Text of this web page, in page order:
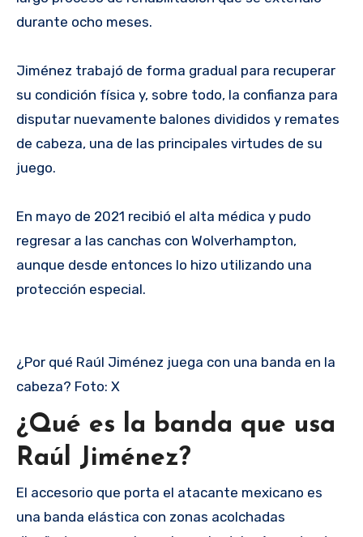
durante ocho meses.
Jiménez trabajó de forma gradual para recuperar
su condición física y, sobre todo, la confianza para
disputar nuevamente balones divididos y remates
de cabeza, una de las principales virtudes de su
juego.
En mayo de 2021 recibió el alta médica y pudo
regresar a las canchas con Wolverhampton,
aunque desde entonces lo hizo utilizando una
protección especial.
¿Por qué Raúl Jiménez juega con una banda en la
cabeza? Foto: X
¿Qué es la banda que usa
Raúl Jiménez?
El accesorio que porta el atacante mexicano es
una banda elástica con zonas acolchadas